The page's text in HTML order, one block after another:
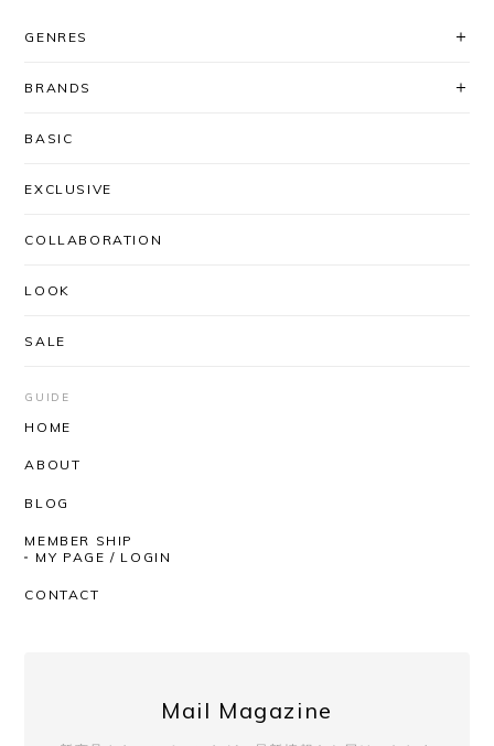
GENRES
BRANDS
BASIC
EXCLUSIVE
COLLABORATION
LOOK
SALE
GUIDE
HOME
ABOUT
BLOG
MEMBER SHIP
MY PAGE / LOGIN
CONTACT
Mail Magazine